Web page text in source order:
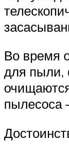
Во время
для пыли,
пылесоса